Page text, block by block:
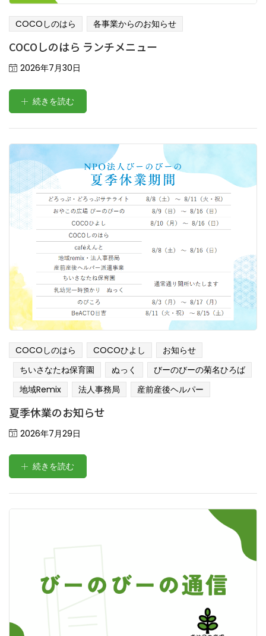
COCOしのはら 各事業からのお知らせ
COCOしのはら ランチメニュー
Posted
2026年7月30日
続きを読む
COCOしのはら COCOひよし
お知らせ
ちいさなたね保育園
ぬっく
びーのびーの菊名ひろば
地域remix
法人事務局 産前産後ヘルパー
夏季休業のお知らせ
Posted
2026年7月29日
続きを読む